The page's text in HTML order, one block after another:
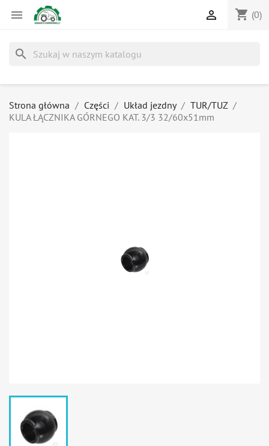
 shopping_cart (0)

search
Strona główna Części Układ jezdny
TUR/TUZ
KULA ŁĄCZNIKA GÓRNEGO KAT. 3/3 32/60x51mm